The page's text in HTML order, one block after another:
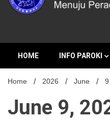
HOME INFO PAROKI
Home 2026 June 9
June 9,